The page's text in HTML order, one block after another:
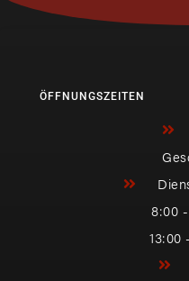
ÖFFNUNGSZEITEN
8:00
13:00